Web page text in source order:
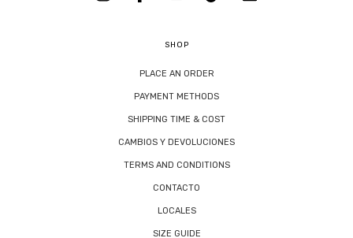
SHOP
PLACE AN ORDER
PAYMENT METHODS
SHIPPING TIME & COST
CAMBIOS Y DEVOLUCIONES
TERMS AND CONDITIONS
CONTACTO
LOCALES
SIZE GUIDE